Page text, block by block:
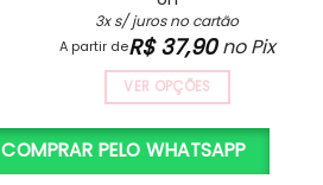
Faixa
de
preço:
R$ 39,90
através
R$ 42,90
3x s/ juros no cartão
A partir deR$37,90 no Pix
VER OPÇÕES
produto
tem
COMPRAR PELO WHATSAPP